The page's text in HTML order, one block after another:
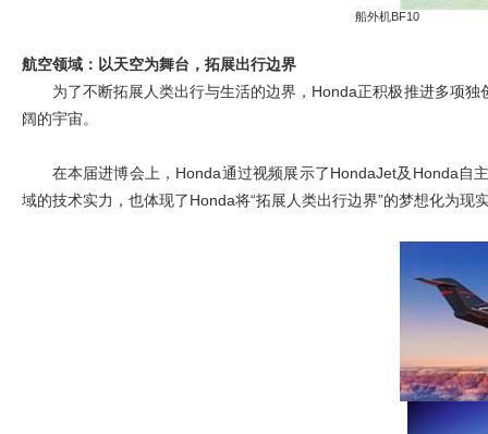
船外机
航空领域：以天空为舞台，拓展出行边界
为了不断拓展人类出行与生活的边界，Honda正积极推进多项
阔的宇宙。
在本届进博会上，Honda通过视频展示了HondaJet及Honda自
域的技术实力，也体现了Honda将“拓展人类出行边界”的梦想化为